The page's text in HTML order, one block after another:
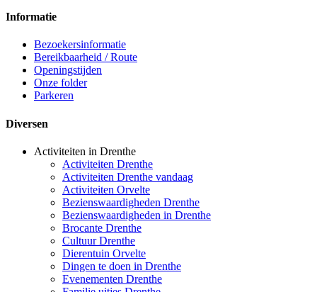
Informatie
Bezoekersinformatie
Bereikbaarheid / Route
Openingstijden
Onze folder
Parkeren
Diversen
Activiteiten in Drenthe
Activiteiten Drenthe
Activiteiten Drenthe vandaag
Activiteiten Orvelte
Bezienswaardigheden Drenthe
Bezienswaardigheden in Drenthe
Brocante Drenthe
Cultuur Drenthe
Dierentuin Orvelte
Dingen te doen in Drenthe
Evenementen Drenthe